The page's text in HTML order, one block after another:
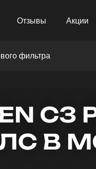
Отзывы Акции
фильтра
C3
ЛС В